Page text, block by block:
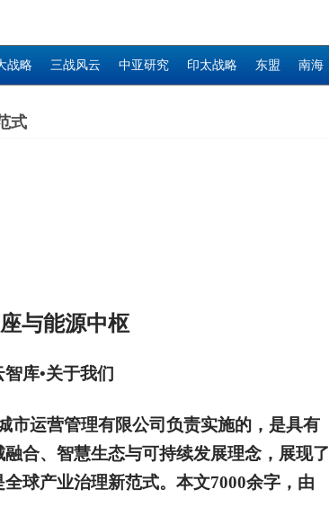
战略 三战风云 中亚研究 印太战略 东盟 南海
式
与能源中枢
库•关于我们
市运营管理有限公司负责实施的，是具有
合、智慧生态与可持续发展理念，展现了
球产业治理新范式。本文7000余字，由